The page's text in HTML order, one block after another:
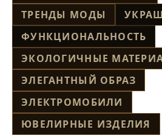
ТРЕНДЫ МОДЫ
ФУНКЦИОНАЛЬНОСТЬ
ЭКОЛОГИЧНЫЕ
ЭЛЕГАНТНЫЙ ОБРАЗ
ЭЛЕКТРОМОБИЛИ
ЮВЕЛИРНЫЕ ИЗДЕЛИЯ